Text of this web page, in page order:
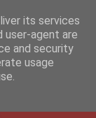
its services
user-agent are
and security
usage